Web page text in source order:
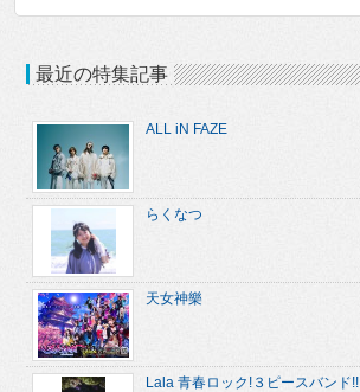
最近の特集記事
ALL iN FAZE
らくなつ
天女神樂
Lala 青春ロック!３ピースバンド!!